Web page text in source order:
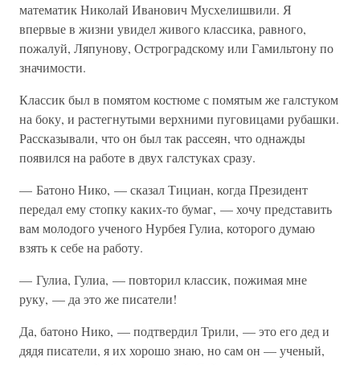
математик Николай Иванович Мусхелишвили. Я
впервые в жизни увидел живого классика, равного,
пожалуй, Ляпунову, Остроградскому или Гамильтону по
значимости.
Классик был в помятом костюме с помятым же галстуком
на боку, и растегнутыми верхними пуговицами рубашки.
Рассказывали, что он был так рассеян, что однажды
появился на работе в двух галстуках сразу.
— Батоно Нико, — сказал Тициан, когда Президент
передал ему стопку каких-то бумаг, — хочу представить
вам молодого ученого Нурбея Гулиа, которого думаю
взять к себе на работу.
— Гулиа, Гулиа, — повторил классик, пожимая мне
руку, — да это же писатели!
Да, батоно Нико, — подтвердил Трили, — это его дед и
дядя писатели, я их хорошо знаю, но сам он — ученый,